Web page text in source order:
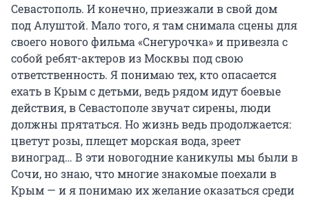
Севастополь. И конечно, приезжали в свой дом
под Алуштой. Мало того, я там снимала сцены для
своего нового фильма «Снегурочка» и привезла с
собой ребят-актеров из Москвы под свою
ответственность. Я понимаю тех, кто опасается
ехать в Крым с детьми, ведь рядом идут боевые
действия, в Севастополе звучат сирены, люди
должны прятаться. Но жизнь ведь продолжается:
цветут розы, плещет морская вода, зреет
виноград… В эти новогодние каникулы мы были в
Сочи, но знаю, что многие знакомые поехали в
Крым — и я понимаю их желание оказаться среди